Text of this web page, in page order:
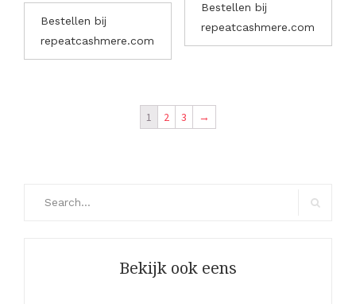
Bestellen bij
repeatcashmere.com
Bestellen bij
repeatcashmere.com
1 2 3 →
Bekijk ook eens